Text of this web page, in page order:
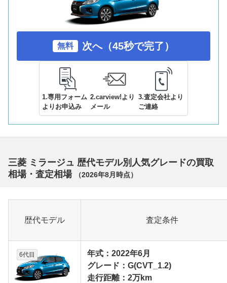
無料 次へ（45秒で完了）
1.専用フォーム
よりお申込み
2.carview!より
メール
3.査定会社より
ご連絡
三菱 ミラージュ 歴代モデル別人気グレードの買取
相場・査定相場
（2026年8月 時点）
歴代モデル 査定条件
6代目
年式：2022年6月
グレード：G(CVT_1.2)
走行距離：2万km